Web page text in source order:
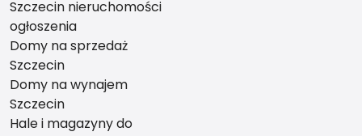
Szczecin nieruchomości
ogłoszenia
Domy na sprzedaż
Szczecin
Domy na wynajem
Szczecin
Hale i magazyny do